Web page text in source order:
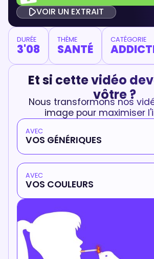
VOIR UN EXTRAIT
DURÉE
3'08
THÈME
SANTÉ
CATÉGORIE
Et si cette vidéo
vôtre ?
Nous transformons nos
image pour maximiser
AVEC
VOS GÉNÉRIQUES
AVEC
VOS COULEURS